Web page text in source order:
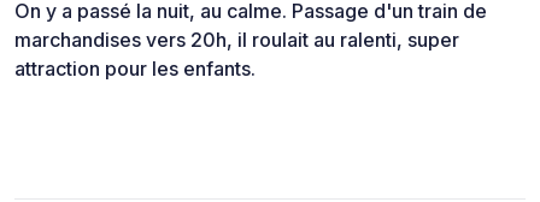
On y a passé la nuit, au calme. Passage d'un train de
marchandises vers 20h, il roulait au ralenti, super
attraction pour les enfants.